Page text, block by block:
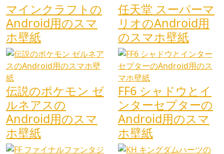
マインクラフトの
Android用のスマ
ホ壁紙
任天堂 スーパーマ
リオのAndroid用
のスマホ壁紙
伝説のポケモン ゼ
ルネアスの
Android用のスマ
ホ壁紙
FF6 シャドウとイ
ンターセプターの
Android用のスマ
ホ壁紙